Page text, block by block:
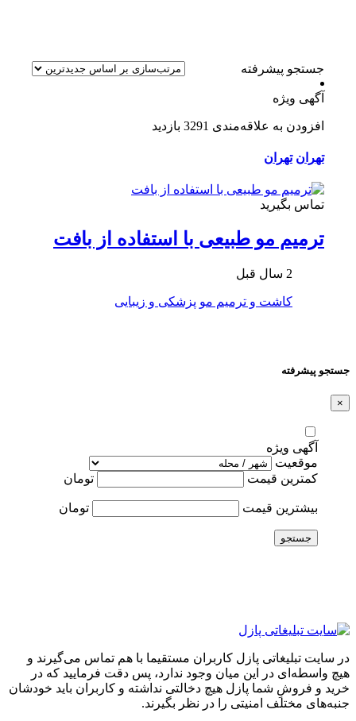
جستجو پیشرفته
آگهی ویژه
افزودن به علاقه‌مندی 3291 بازدید
تهران تهران
تماس بگیرید
ترمیم مو طبیعی با استفاده از بافت
2 سال قبل
کاشت و ترمیم مو پزشکی و زیبایی
جستجو پیشرفته
×
آگهی ویژه
موقعیت
کمترین قیمت
تومان
بیشترین قیمت تومان
جستجو
در سایت تبلیغاتی پازل کاربران مستقیما با هم تماس می‌گیرند و
هیچ واسطه‌ای در این میان وجود ندارد، پس دقت فرمایید که در
خرید و فروشِ شما پازل هیچ دخالتی نداشته و کاربران باید خودشان
جنبه‌های مختلف امنیتی را در نظر بگیرند.